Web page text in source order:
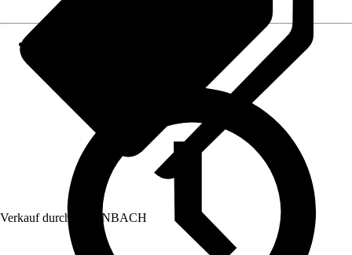
Verkauf durch: HORNBACH